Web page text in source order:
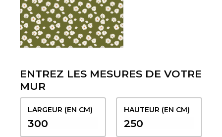
ENTREZ LES MESURES DE VOTRE
MUR
LARGEUR (EN CM) HAUTEUR (EN CM)